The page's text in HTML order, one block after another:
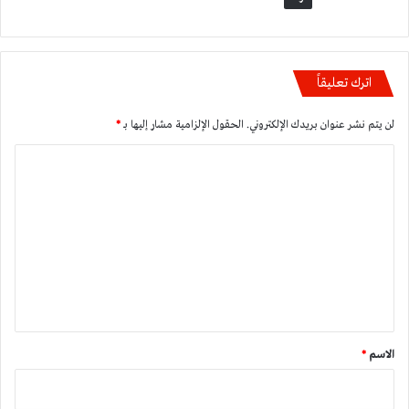
اترك تعليقاً
لن يتم نشر عنوان بريدك الإلكتروني. الحقول الإلزامية مشار إليها بـ*
*
الاسم *